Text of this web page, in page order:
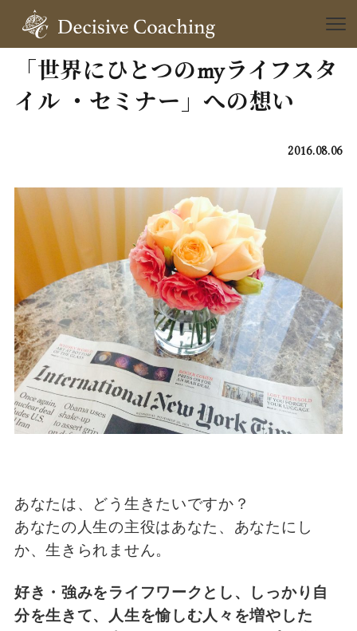
「世界にひとつのmyライフスタ
イル ・セミナー」への想い
2016.08.06
あなたは、どう生きたいですか？
あなたの人生の主役はあなた、あなたにし
か、生きられません。
好き・強みをライフワークとし、しっかり自
分を生きて、人生を愉しむ人々を増やした